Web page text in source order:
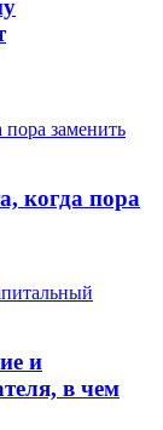
когда пора
и
в чем